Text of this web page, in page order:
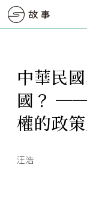
中華民
國？ ──
權的政
汪浩